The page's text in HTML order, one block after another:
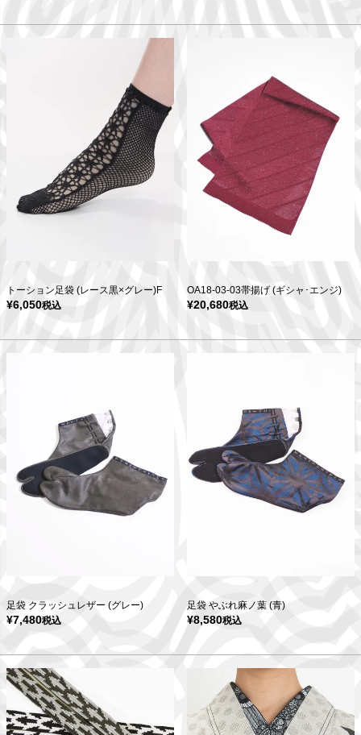
トーション足袋 (レース黒×グレー)F
¥6,050税込
OA18-03-03帯揚げ (ギシャ･エンジ)
¥20,680税込
足袋 クラッシュレザー (グレー)
¥7,480税込
足袋 やぶれ麻ノ葉 (青)
¥8,580税込